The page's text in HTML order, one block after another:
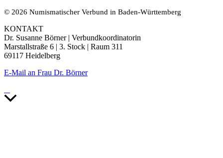
© 2026 Numismatischer Verbund in Baden-Württemberg
KONTAKT
Dr. Susanne Börner | Verbundkoordinatorin
Marstallstraße 6 | 3. Stock | Raum 311
69117 Heidelberg
E-Mail an Frau Dr. Börner